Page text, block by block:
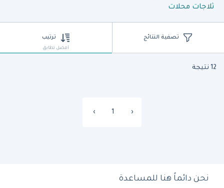
ثلاجات محلات
تصفية النتائج ترتيب
أفضل تطابق
12 نتيجة
‹
1
›
نحن دائماً هنا للمساعدة